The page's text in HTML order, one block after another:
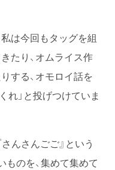
は今回もタッグを組
たり、オムライス作
する、オモロイ話を
れ」と投げつけていま
んさんごご』という
ものを、集めて集めて